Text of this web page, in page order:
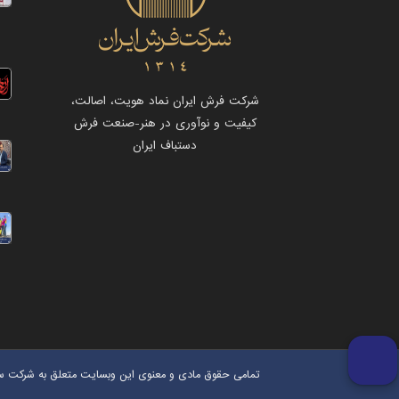
شرکت فرش ایران نماد هویت، اصالت،
کیفیت و نوآوری در هنر-صنعت فرش
دستباف ایران
تمامی حقوق مادی و معنوی این وبسایت متعلق به